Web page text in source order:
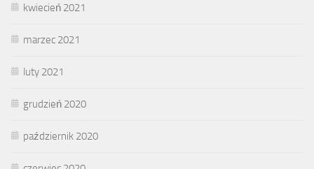
kwiecień 2021
marzec 2021
luty 2021
grudzień 2020
październik 2020